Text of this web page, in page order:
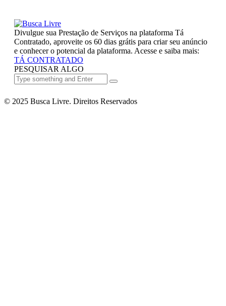
Divulgue sua Prestação de Serviços na plataforma Tá
Contratado, aproveite os 60 dias grátis para criar seu anúncio
e conhecer o potencial da plataforma. Acesse e saiba mais:
TÁ CONTRATADO
PESQUISAR ALGO
© 2025 Busca Livre. Direitos Reservados